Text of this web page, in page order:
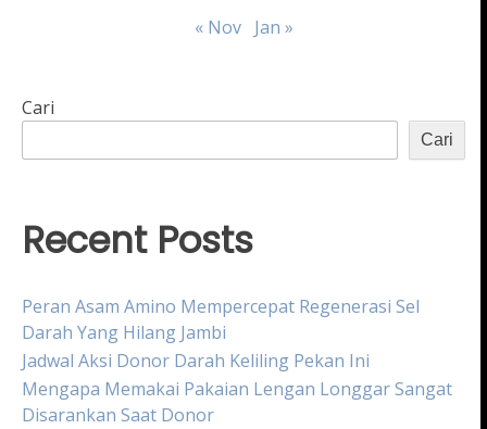
« Nov Jan »
Cari
Cari
Recent Posts
Peran Asam Amino Mempercepat Regenerasi Sel
Darah Yang Hilang Jambi
Jadwal Aksi Donor Darah Keliling Pekan Ini
Mengapa Memakai Pakaian Lengan Longgar Sangat
Disarankan Saat Donor